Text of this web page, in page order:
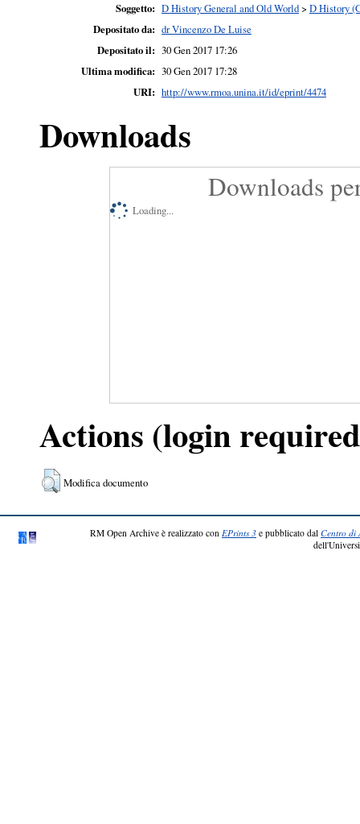
Soggetto: D History General and Old World> D History
Depositato da: dr Vincenzo De Luise
Depositato il: 30 Gen 2017 17:26
Ultima modifica: 30 Gen 2017 17:28
URI: http://www.rmoa.unina.it/id/eprint/4474
Downloads
Downloads
Loading...
Actions (login
Modifica documento
RM Open Archive è realizzato con EPrints 3 e pubblicato dal Centro di